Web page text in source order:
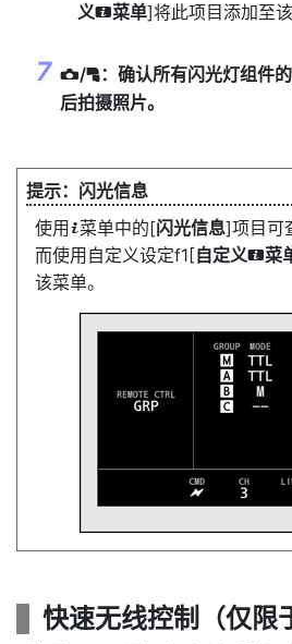
义i菜单]将此项目添加至该
C/f：确认所有闪光灯组件
后拍摄照片。
闪光信息
使用 i菜单中的[闪光信息]项目可
而使用自定义设定f1[自定义i菜
该菜单。
快速无线控制（仅限